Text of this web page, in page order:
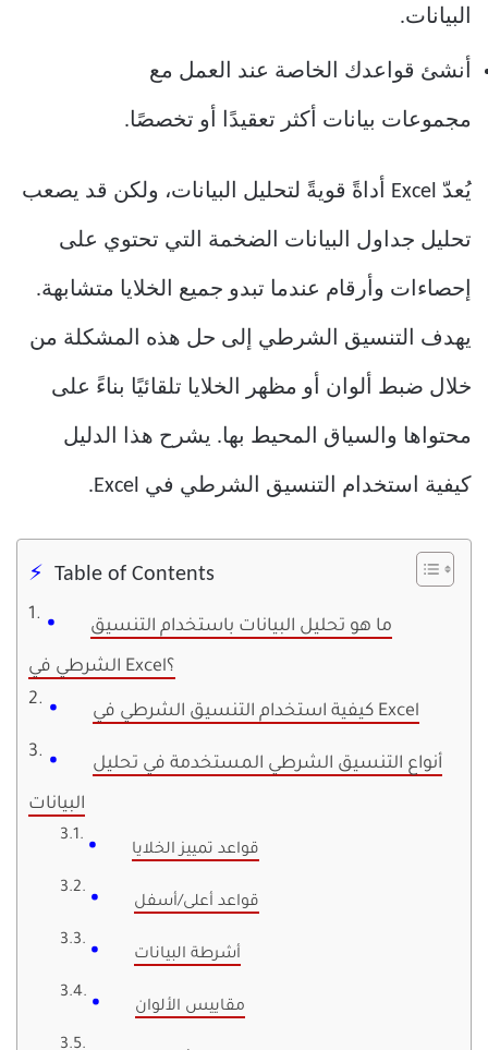
البيانات.
أنشئ قواعدك الخاصة عند العمل مع
مجموعات بيانات أكثر تعقيدًا أو تخصصًا.
يُعدّ Excel أداةً قويةً لتحليل البيانات، ولكن قد يصعب
تحليل جداول البيانات الضخمة التي تحتوي على
إحصاءات وأرقام عندما تبدو جميع الخلايا متشابهة.
يهدف التنسيق الشرطي إلى حل هذه المشكلة من
خلال ضبط ألوان أو مظهر الخلايا تلقائيًا بناءً على
محتواها والسياق المحيط بها. يشرح هذا الدليل
كيفية استخدام التنسيق الشرطي في Excel.
Table of Contents
ما هو تحليل البيانات باستخدام التنسيق
الشرطي في Excel؟
كيفية استخدام التنسيق الشرطي في Excel
أنواع التنسيق الشرطي المستخدمة في تحليل
البيانات
قواعد تمييز الخلايا
قواعد أعلى/أسفل
أشرطة البيانات
مقاييس الألوان